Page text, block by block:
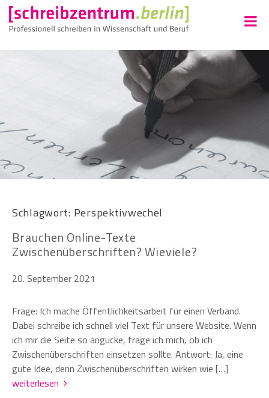
Schlagwort: Perspektivwechel
Brauchen Online-Texte
Zwischenüberschriften? Wieviele?
20. September 2021
Frage: Ich mache Öffentlichkeitsarbeit für einen Verband.
Dabei schreibe ich schnell viel Text für unsere Website. Wenn
ich mir die Seite so angucke, frage ich mich, ob ich
Zwischenüberschriften einsetzen sollte. Antwort: Ja, eine
gute Idee, denn Zwischenüberschriften wirken wie […]
weiterlesen